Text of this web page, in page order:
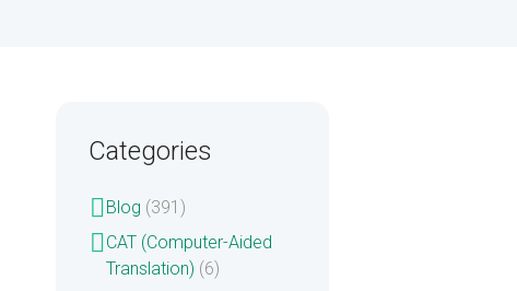
Categories
Blog (391)
CAT (Computer-Aided
Translation) (6)